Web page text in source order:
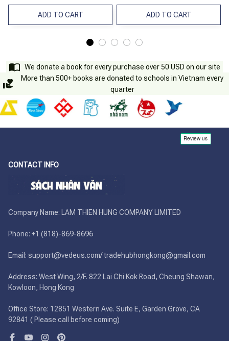
ADD TO CART ADD TO CART
We donate a book for every purchase over 50 USD on our site
More than 500+ books are donated to schools in Vietnam every
quarter
CONTACT INFO
Company Name: LAM THIEN HUNG COMPANY LIMITED
Phone: +1 (818)-869-8696
Email: support@vedeus.com/ tradehubhongkong@gmail.com
Address: West Wing, 2/F. 822 Lai Chi Kok Road, Cheung Shawan,
Kowloon, Hong Kong
Office Store: 12851 Western Ave. Suite E, Garden Grove, CA
92841 ( Please call before coming)